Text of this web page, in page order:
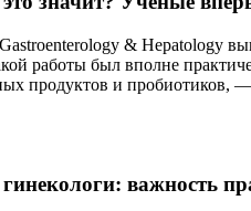
& Hepatology
работы был вполне
продуктов и пробиотиков,
важность